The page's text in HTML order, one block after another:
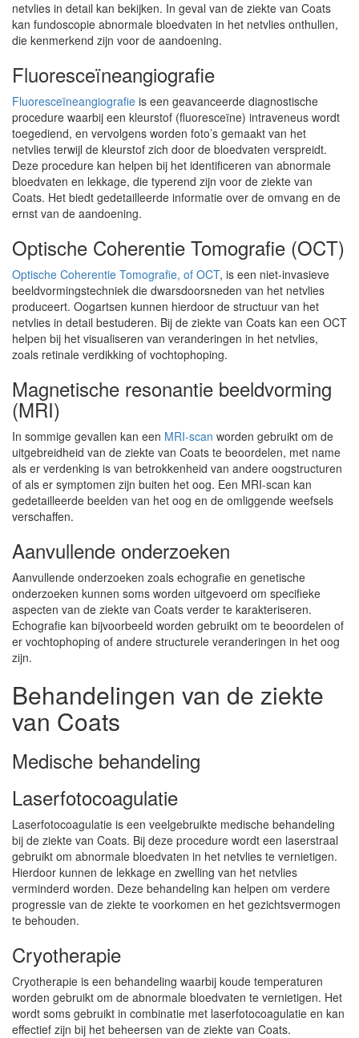
netvlies in detail kan bekijken. In geval van de ziekte van Coats
kan fundoscopie abnormale bloedvaten in het netvlies onthullen,
die kenmerkend zijn voor de aandoening.
Fluoresceïneangiografie
Fluoresceïneangiografie is een geavanceerde diagnostische
procedure waarbij een kleurstof (fluoresceïne) intraveneus wordt
toegediend, en vervolgens worden foto’s gemaakt van het
netvlies terwijl de kleurstof zich door de bloedvaten verspreidt.
Deze procedure kan helpen bij het identificeren van abnormale
bloedvaten en lekkage, die typerend zijn voor de ziekte van
Coats. Het biedt gedetailleerde informatie over de omvang en de
ernst van de aandoening.
Optische Coherentie Tomografie (OCT)
Optische Coherentie Tomografie, of OCT, is een niet-invasieve
beeldvormingstechniek die dwarsdoorsneden van het netvlies
produceert. Oogartsen kunnen hierdoor de structuur van het
netvlies in detail bestuderen. Bij de ziekte van Coats kan een OCT
helpen bij het visualiseren van veranderingen in het netvlies,
zoals retinale verdikking of vochtophoping.
Magnetische resonantie beeldvorming
(MRI)
In sommige gevallen kan een MRI-scan worden gebruikt om de
uitgebreidheid van de ziekte van Coats te beoordelen, met name
als er verdenking is van betrokkenheid van andere oogstructuren
of als er symptomen zijn buiten het oog. Een MRI-scan kan
gedetailleerde beelden van het oog en de omliggende weefsels
verschaffen.
Aanvullende onderzoeken
Aanvullende onderzoeken zoals echografie en genetische
onderzoeken kunnen soms worden uitgevoerd om specifieke
aspecten van de ziekte van Coats verder te karakteriseren.
Echografie kan bijvoorbeeld worden gebruikt om te beoordelen of
er vochtophoping of andere structurele veranderingen in het oog
zijn.
Behandelingen van de ziekte
van Coats
Medische behandeling
Laserfotocoagulatie
Laserfotocoagulatie is een veelgebruikte medische behandeling
bij de ziekte van Coats. Bij deze procedure wordt een laserstraal
gebruikt om abnormale bloedvaten in het netvlies te vernietigen.
Hierdoor kunnen de lekkage en zwelling van het netvlies
verminderd worden. Deze behandeling kan helpen om verdere
progressie van de ziekte te voorkomen en het gezichtsvermogen
te behouden.
Cryotherapie
Cryotherapie is een behandeling waarbij koude temperaturen
worden gebruikt om de abnormale bloedvaten te vernietigen. Het
wordt soms gebruikt in combinatie met laserfotocoagulatie en kan
effectief zijn bij het beheersen van de ziekte van Coats.